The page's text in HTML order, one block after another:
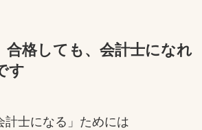
合格しても、会計士になれ
す
計士になる」ためには